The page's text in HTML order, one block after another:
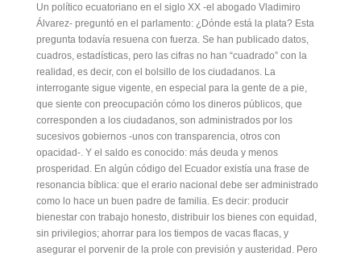
Un político ecuatoriano en el siglo XX -el abogado Vladimiro
Álvarez- preguntó en el parlamento: ¿Dónde está la plata? Esta
pregunta todavía resuena con fuerza. Se han publicado datos,
cuadros, estadísticas, pero las cifras no han “cuadrado” con la
realidad, es decir, con el bolsillo de los ciudadanos. La
interrogante sigue vigente, en especial para la gente de a pie,
que siente con preocupación cómo los dineros públicos, que
corresponden a los ciudadanos, son administrados por los
sucesivos gobiernos -unos con transparencia, otros con
opacidad-. Y el saldo es conocido: más deuda y menos
prosperidad. En algún código del Ecuador existía una frase de
resonancia bíblica: que el erario nacional debe ser administrado
como lo hace un buen padre de familia. Es decir: producir
bienestar con trabajo honesto, distribuir los bienes con equidad,
sin privilegios; ahorrar para los tiempos de vacas flacas, y
asegurar el porvenir de la prole con previsión y austeridad. Pero